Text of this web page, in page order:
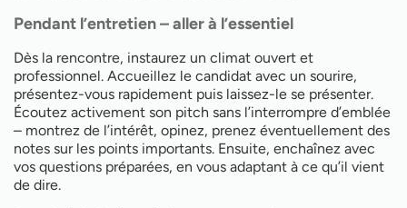
Pendant l’entretien – aller à l’essentiel
Dès la rencontre, instaurez un climat ouvert et
professionnel. Accueillez le candidat avec un sourire,
présentez-vous rapidement puis laissez-le se présenter.
Écoutez activement son pitch sans l’interrompre d’emblée
– montrez de l’intérêt, opinez, prenez éventuellement des
notes sur les points importants. Ensuite, enchaînez avec
vos questions préparées, en vous adaptant à ce qu’il vient
de dire.